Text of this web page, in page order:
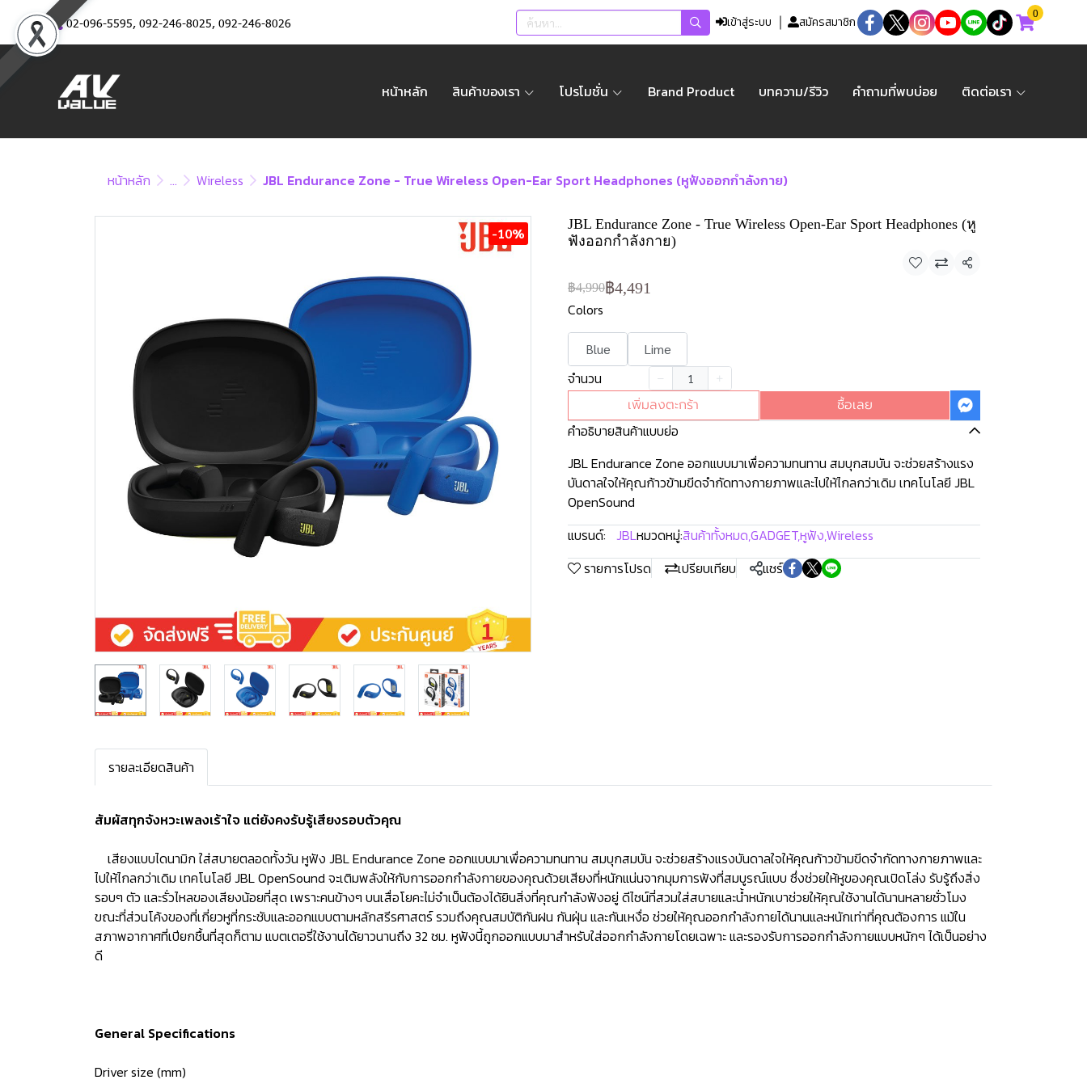
02-096-5595, 092-246-8025, 092-246-8026 เข้าสู่ระบบ สมัครสมาชิก
0
หน้าหลัก สินค้าของเรา โปรโมชั่น Brand Product บทความ/รีวิว คำถามที่พบบ่อย ติดต่อเรา
หน้าหลัก ... Wireless JBL Endurance Zone - True Wireless Open-Ear Sport Headphones (หูฟังออกกำลังกาย)
-10%
JBL Endurance Zone - True Wireless Open-Ear Sport Headphones (หู
ฟังออกกำลังกาย)
แชร์
฿4,990฿4,491
Colors
Blue Lime
จำนวน
เพิ่มลงตะกร้า
ซื้อเลย
คำอธิบายสินค้าแบบย่อ
JBL Endurance Zone ออกแบบมาเพื่อความทนทาน สมบุกสมบัน จะช่วยสร้างแรง
บันดาลใจให้คุณก้าวข้ามขีดจำกัดทางกายภาพและไปให้ไกลกว่าเดิม เทคโนโลยี JBL
OpenSound
แบรนด์: JBLหมวดหมู่:สินค้าทั้งหมด,GADGET,หูฟัง,Wireless
รายการโปรด
เปรียบเทียบ แชร์
รายละเอียดสินค้า
สัมผัสทุกจังหวะเพลงเร้าใจ แต่ยังคงรับรู้เสียงรอบตัวคุณ
เสียงแบบไดนามิก ใส่สบายตลอดทั้งวัน หูฟัง JBL Endurance Zone ออกแบบมาเพื่อความทนทาน สมบุกสมบัน จะช่วยสร้างแรงบันดาลใจให้คุณก้าวข้ามขีดจำกัดทางกายภาพและ
ไปให้ไกลกว่าเดิม เทคโนโลยี JBL OpenSound จะเติมพลังให้กับการออกกำลังกายของคุณด้วยเสียงที่หนักแน่นจากมุมการฟังที่สมบูรณ์แบบ ซึ่งช่วยให้หูของคุณเปิดโล่ง รับรู้ถึงสิ่ง
รอบๆ ตัว และรั่วไหลของเสียงน้อยที่สุด เพราะคนข้างๆ บนเสื่อโยคะไม่จำเป็นต้องได้ยินสิ่งที่คุณกำลังฟังอยู่ ดีไซน์ที่สวมใส่สบายและน้ำหนักเบาช่วยให้คุณใช้งานได้นานหลายชั่วโมง
ขณะที่ส่วนโค้งของที่เกี่ยวหูที่กระชับและออกแบบตามหลักสรีรศาสตร์ รวมถึงคุณสมบัติกันฝน กันฝุ่น และกันเหงื่อ ช่วยให้คุณออกกำลังกายได้นานและหนักเท่าที่คุณต้องการ แม้ใน
สภาพอากาศที่เปียกชื้นที่สุดก็ตาม แบตเตอรี่ใช้งานได้ยาวนานถึง 32 ชม. หูฟังนี้ถูกออกแบบมาสำหรับใส่ออกกำลังกายโดยเฉพาะ และรองรับการออกกำลังกายแบบหนักๆ ได้เป็นอย่าง
ดี
General Specifications
Driver size (mm)